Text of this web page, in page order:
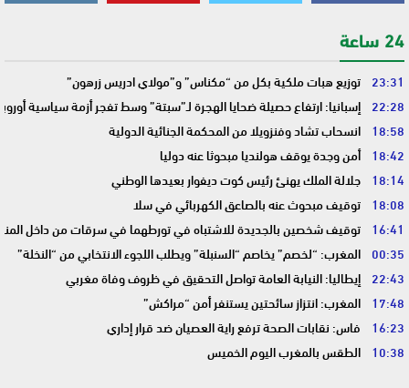
24 ساعة
23:31 توزيع هبات ملكية بكل من “مكناس” و”مولاي ادريس زرهون”
22:28 إسبانيا: ارتفاع حصيلة ضحايا الهجرة لـ”سبتة” وسط تفجر أزمة سياسية
18:58 انسحاب تشاد وفنزويلا من المحكمة الجنائية الدولية
18:42 أمن وجدة يوقف هولنديا مبحوثا عنه دوليا
18:14 جلالة الملك يهنئ رئيس كوت ديفوار بعيدها الوطني
18:08 توقيف مبحوث عنه بالصاعق الكهربائي في سلا
16:41 توقيف شخصين بالجديدة للاشتباه في تورطهما في سرقات من داخل
00:35 المغرب: “لخصم” يخاصم “السنبلة” ويطلب اللجوء الانتخابي من “النخلة”
22:43 إيطاليا: النيابة العامة تواصل التحقيق في ظروف وفاة مغربي
17:48 المغرب: انتزاز سائحتين يستنفر أمن “مراكش”
16:23 فاس: نقابات الصحة ترفع راية العصيان ضد قرار إداري
10:38 الطقس بالمغرب اليوم الخميس